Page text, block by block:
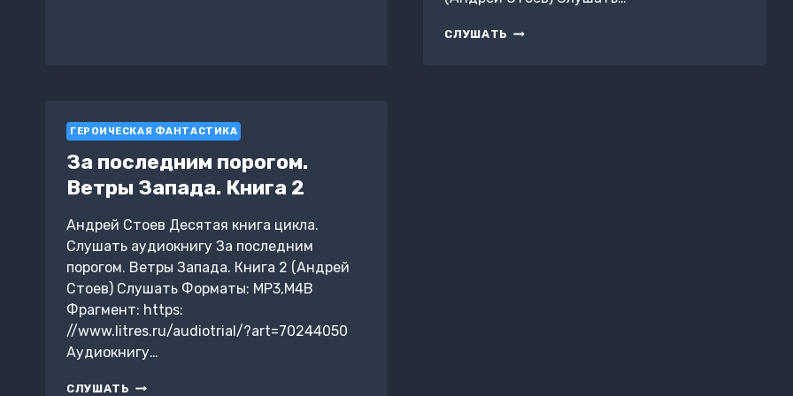
СЛУШАТЬ ЗА
ГЕРОИЧЕСКАЯ ФАНТАСТИКА
За последним порогом.
Ветры Запада. Книга 2
Андрей Стоев Десятая книга цикла.
Слушать аудиокнигу За последним
порогом. Ветры Запада. Книга 2 (Андрей
Стоев) Слушать Форматы: MP3,M4B
Фрагмент: https:
//www.litres.ru/audiotrial/?art=70244050
Аудиокнигу…
СЛУШАТЬ ЗА